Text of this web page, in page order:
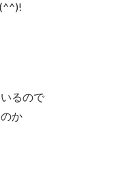
るので
か